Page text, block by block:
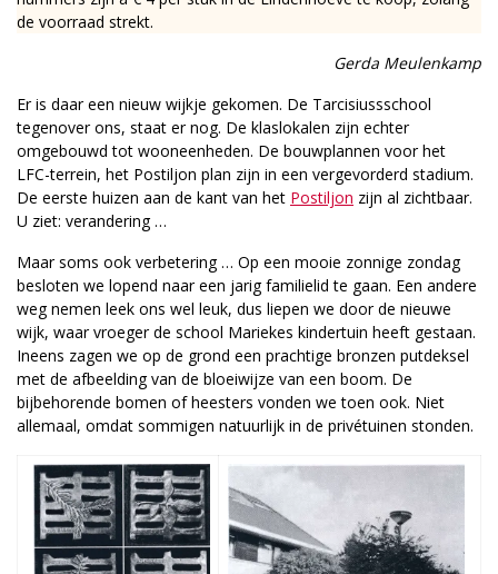
de voorraad strekt.
Gerda Meulenkamp
Er is daar een nieuw wijkje gekomen. De Tarcisiussschool
tegenover ons, staat er nog. De klaslokalen zijn echter
omgebouwd tot wooneenheden. De bouwplannen voor het
LFC-terrein, het Postiljon plan zijn in een vergevorderd stadium.
De eerste huizen aan de kant van het Postiljon zijn al zichtbaar.
U ziet: verandering …
Maar soms ook verbetering … Op een mooie zonnige zondag
besloten we lopend naar een jarig familielid te gaan. Een andere
weg nemen leek ons wel leuk, dus liepen we door de nieuwe
wijk, waar vroeger de school Mariekes kindertuin heeft gestaan.
Ineens zagen we op de grond een prachtige bronzen putdeksel
met de afbeelding van de bloeiwijze van een boom. De
bijbehorende bomen of heesters vonden we toen ook. Niet
allemaal, omdat sommigen natuurlijk in de privétuinen stonden.